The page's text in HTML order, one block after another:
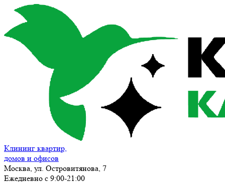
Клининг квартир,
домов и офисов
Москва, ул. Островитянова, 7
Ежедневно с 9:00-21:00